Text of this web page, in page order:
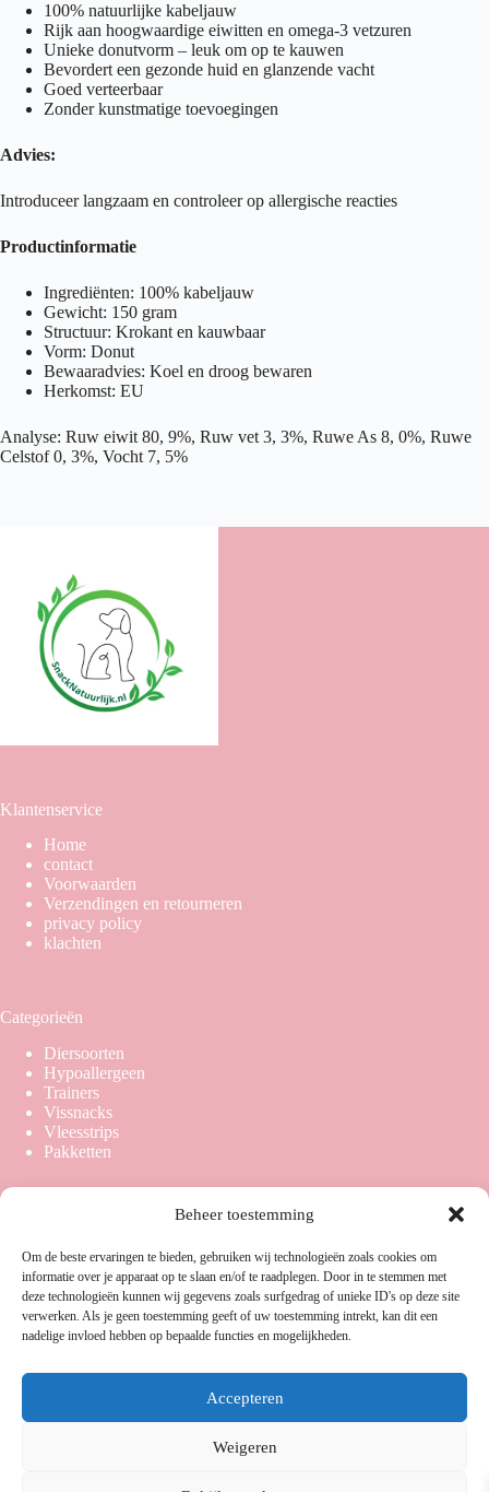
Beheer toestemming
Om de beste ervaringen te bieden, gebruiken wij technologieën zoals cookies om
informatie over je apparaat op te slaan en/of te raadplegen. Door in te stemmen met
deze technologieën kunnen wij gegevens zoals surfgedrag of unieke ID's op deze site
verwerken. Als je geen toestemming geeft of uw toestemming intrekt, kan dit een
nadelige invloed hebben op bepaalde functies en mogelijkheden.
Accepteren
Weigeren
100% natuurlijke kabeljauw
Rijk aan hoogwaardige eiwitten en omega-3 vetzuren
Unieke donutvorm – leuk om op te kauwen
Bevordert een gezonde huid en glanzende vacht
Goed verteerbaar
Zonder kunstmatige toevoegingen
Advies:
Introduceer langzaam en controleer op allergische reacties
Productinformatie
Ingrediënten: 100% kabeljauw
Gewicht: 150 gram
Structuur: Krokant en kauwbaar
Vorm: Donut
Bewaaradvies: Koel en droog bewaren
Herkomst: EU
Analyse: Ruw eiwit 80, 9%, Ruw vet 3, 3%, Ruwe As 8, 0%, Ruwe
Celstof 0, 3%, Vocht 7, 5%
Klantenservice
Home
contact
Voorwaarden
Verzendingen en retourneren
privacy policy
klachten
Categorieën
Diersoorten
Hypoallergeen
Trainers
Vissnacks
Vleesstrips
Pakketten
Sitemap
Veelgestelde vragen
Snackgids
Email: info@snacknatuurlijk.nl
Telefoon/whatsapp: 0625445655